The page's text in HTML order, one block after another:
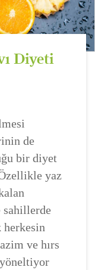
Diyeti
de
bir diyet
yaz
sahillerde
ve hırs